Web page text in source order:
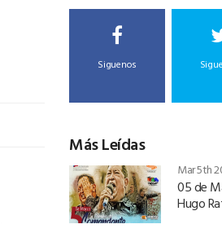
Siguenos
Más Leídas
Mar 5th
05 de
Hugo